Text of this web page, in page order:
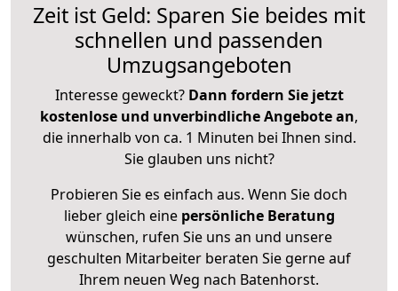
Zeit ist Geld: Sparen Sie beides mit
schnellen und passenden
Umzugsangeboten
Interesse geweckt? Dann fordern Sie jetzt
kostenlose und unverbindliche Angebote an,
die innerhalb von ca. 1 Minuten bei Ihnen sind.
Sie glauben uns nicht?
Probieren Sie es einfach aus. Wenn Sie doch
lieber gleich eine persönliche Beratung
wünschen, rufen Sie uns an und unsere
geschulten Mitarbeiter beraten Sie gerne auf
Ihrem neuen Weg nach Batenhorst.